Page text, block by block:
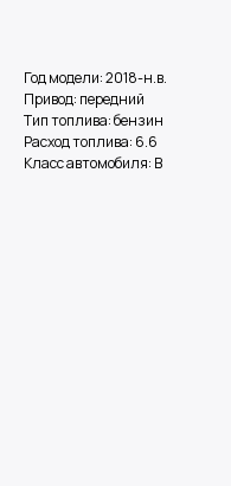
Год модели: 2018-н.в.
Привод: передний
Тип топлива: бензин
Расход топлива: 6.6
Класс автомобиля: В